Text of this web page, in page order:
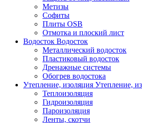
Метизы
Софиты
Плиты OSB
Отмотка и плоский лист
Водосток Водосток
Металлический водосток
Пластиковый водосток
Дренажные системы
Обогрев водостока
Утепление, изоляция Утепление,
Теплоизоляция
Гидроизоляция
Пароизоляция
Ленты, скотчи